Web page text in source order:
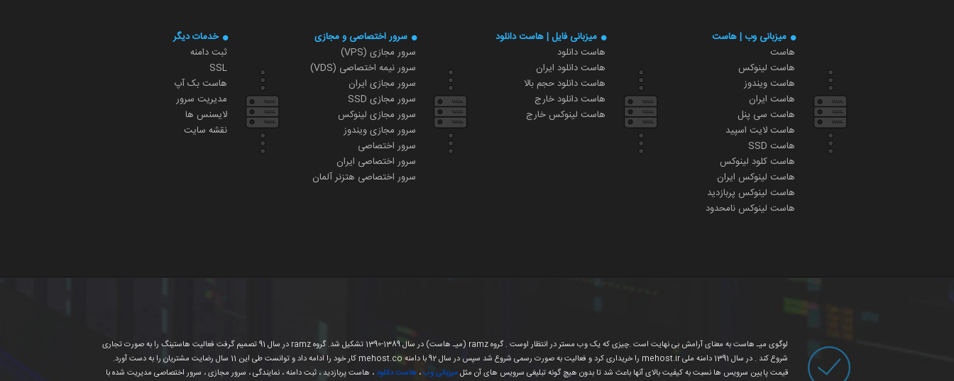
میزبانی وب | هاست
هاست
هاست لینوکس
هاست ویندوز
هاست ایران
هاست سی پنل
هاست لایت اسپید
هاست SSD
هاست کلود لینوکس
هاست لینوکس ایران
هاست لینوکس پربازدید
هاست لینوکس نامحدود
میزبانی فایل | هاست دانلود
هاست دانلود
هاست دانلود ایران
هاست دانلود حجم بالا
هاست دانلود خارج
هاست لینوکس خارج
سرور اختصاصی و مجازی
سرور مجازی (VPS)
سرور نیمه اختصاصی (VDS)
سرور مجازی ایران
سرور مجازی SSD
سرور مجازی لینوکس
سرور مجازی ویندوز
سرور اختصاصی
سرور اختصاصی ایران
سرور اختصاصی هتزنر آلمان
خدمات دیگر
ثبت دامنه
SSL
هاست بک آپ
مدیریت سرور
لایسنس ها
نقشه سایت
لوگوی میـ هاست به معنای آرامش بی نهایت است .چیزی که یک وب مستر در انتظار اوست . گروه ramz (میـ هاست) در سال 1389-1390 تشکیل شد. گروه ramz در سال 91 تصمیم گرفت فعالیت هاستینگ را به صورت تجاری
شروع کند . در سال 1391 دامنه ملی mehost.ir را خریداری کرد و فعالیت به صورت رسمی شروع شد سپس در سال 92 با دامنه mehost.co کار خود را ادامه داد و توانست طی این 11 سال رضایت مشتریان را به دست آورد.
قیمت پایین سرویس ها نسبت به کیفیت بالای آنها باعث شد تا بدون هیچ گونه تبلیغی سرویس های آن مثلمیزبانی وب،هاست دانلود، هاست پربازدید ، ثبت دامنه ، نمایندگی ، سرور مجازی ، سرور اختصاصی مدیریت شده با